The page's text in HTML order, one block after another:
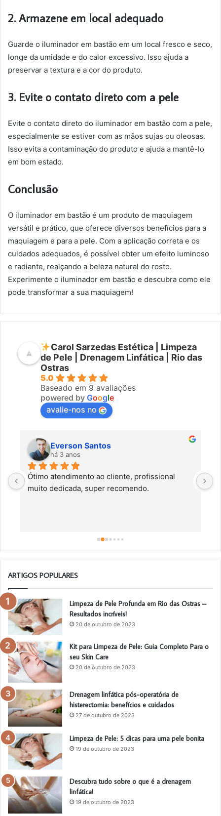
2. Armazene em local adequado
Guarde o iluminador em bastão em um local fresco e seco,
longe da umidade e do calor excessivo. Isso ajuda a
preservar a textura e a cor do produto.
3. Evite o contato direto com a pele
Evite o contato direto do iluminador em bastão com a pele,
especialmente se estiver com as mãos sujas ou oleosas.
Isso evita a contaminação do produto e ajuda a mantê-lo
em bom estado.
Conclusão
O iluminador em bastão é um produto de maquiagem
versátil e prático, que oferece diversos benefícios para a
maquiagem e para a pele. Com a aplicação correta e os
cuidados adequados, é possível obter um efeito luminoso
e radiante, realçando a beleza natural do rosto.
Experimente o iluminador em bastão e descubra como ele
pode transformar a sua maquiagem!
Carol Sarzedas Estética | Limpeza
de Pele | Drenagem Linfática | Rio das
Ostras
5.0
Baseado em 9 avaliações
powered by Google
avalie-nos no
Everson Santos
há 3 anos
Ótimo atendimento ao cliente, profissional
muito dedicada, super recomendo.
ARTIGOS POPULARES
Limpeza de Pele Profunda em Rio das Ostras –
Resultados incríveis!
20 de outubro de 2023
Kit para Limpeza de Pele: Guia Completo Para o
seu Skin Care
20 de outubro de 2023
Drenagem linfática pós-operatória de
histerectomia: benefícios e cuidados
27 de outubro de 2023
Limpeza de Pele: 5 dicas para uma pele bonita
19 de outubro de 2023
Descubra tudo sobre o que é a drenagem
linfática!
19 de outubro de 2023